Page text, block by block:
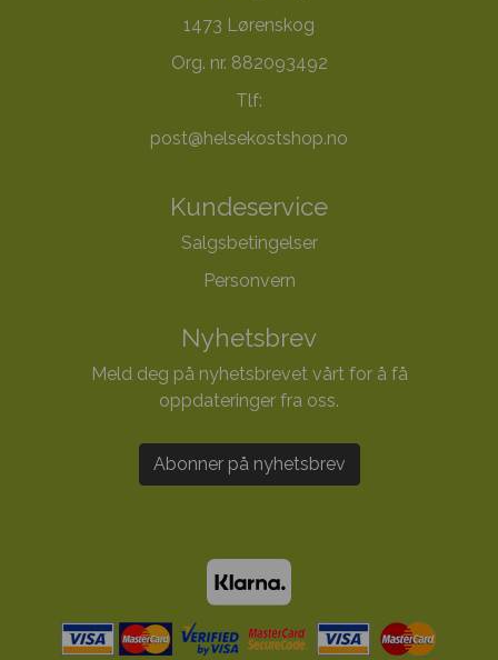
1473 Lørenskog
Org. nr. 882093492
Tlf:
post@helsekostshop.no
Kundeservice
Salgsbetingelser
Personvern
Nyhetsbrev
Meld deg på nyhetsbrevet vårt for å få
oppdateringer fra oss.
Abonner på nyhetsbrev